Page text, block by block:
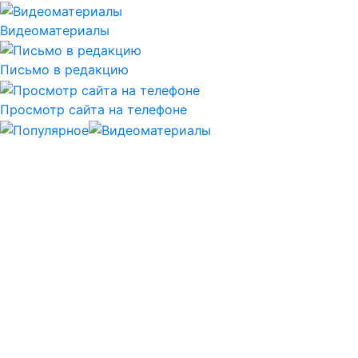
Видеоматериалы
Письмо в редакцию
Просмотр сайта на телефоне